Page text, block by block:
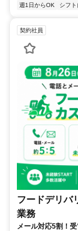
週1日からOK シフト
契約社員
フードデリバ
業務
メール対応5割！